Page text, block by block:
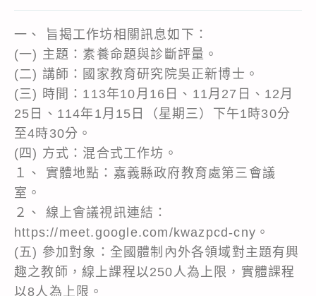
一、 旨揭工作坊相關訊息如下：
(一) 主題：素養命題與診斷評量。
(二) 講師：國家教育研究院吳正新博士。
(三) 時間：113年10月16日、11月27日、12月
25日、114年1月15日（星期三）下午1時30分
至4時30分。
(四) 方式：混合式工作坊。
１、 實體地點：嘉義縣政府教育處第三會議
室。
２、 線上會議視訊連結：
https://meet.google.com/kwazpcd-cny。
(五) 參加對象：全國體制內外各領域對主題有興
趣之教師，線上課程以250人為上限，實體課程
以8人為上限。